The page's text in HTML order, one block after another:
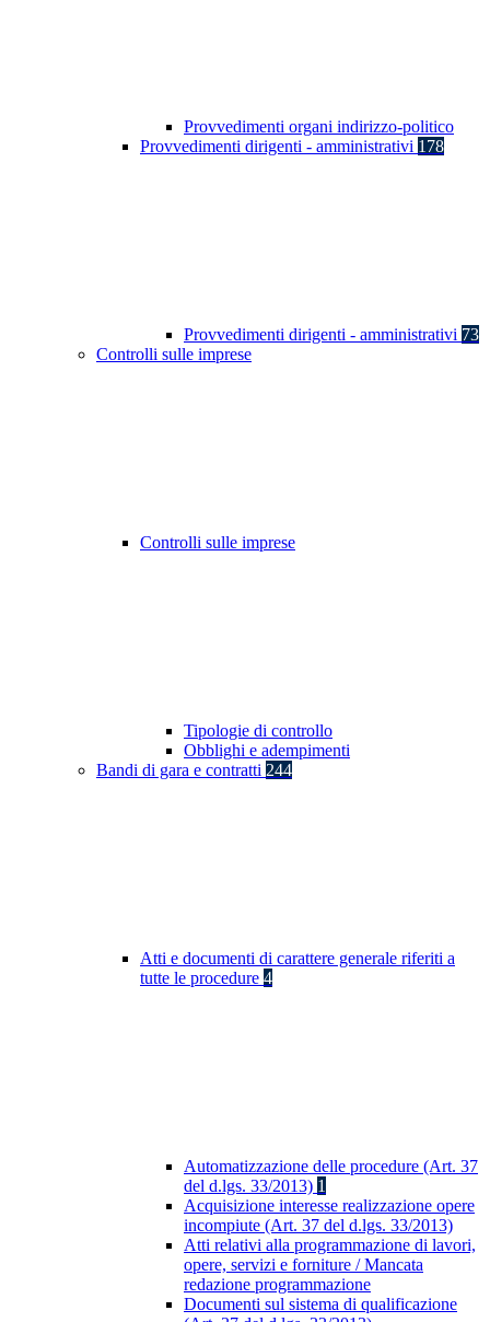
Provvedimenti organi indirizzo-politico
Provvedimenti dirigenti - amministrativi 178
Provvedimenti dirigenti - amministrativi 73
Controlli sulle imprese
Controlli sulle imprese
Tipologie di controllo
Obblighi e adempimenti
Bandi di gara e contratti 244
Atti e documenti di carattere generale riferiti a
tutte le procedure 4
Automatizzazione delle procedure (Art. 37
del d.lgs. 33/2013) 1
Acquisizione interesse realizzazione opere
incompiute (Art. 37 del d.lgs. 33/2013)
Atti relativi alla programmazione di lavori,
opere, servizi e forniture / Mancata
redazione programmazione
Documenti sul sistema di qualificazione